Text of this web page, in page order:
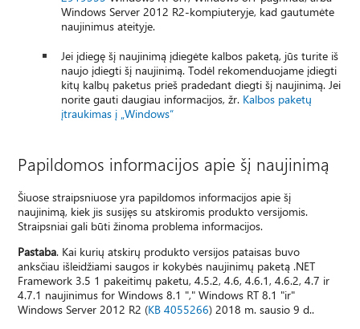
Windows Server 2012 R2-kompiuteryje, kad gautumėte
naujinimus ateityje.
Jei įdiegę šį naujinimą įdiegėte kalbos paketą, jūs turite iš
naujo įdiegti šį naujinimą. Todėl rekomenduojame įdiegti
kitų kalbų paketus prieš pradedant diegti šį naujinimą. Jei
norite gauti daugiau informacijos, žr. Kalbos paketų
įtraukimas į „Windows“
Papildomos informacijos apie šį naujinimą
Šiuose straipsniuose yra papildomos informacijos apie šį
naujinimą, kiek jis susijęs su atskiromis produkto versijomis.
Straipsniai gali būti žinoma problema informacijos.
Pastaba. Kai kurių atskirų produkto versijos pataisas buvo
anksčiau išleidžiami saugos ir kokybės naujinimų paketą .NET
Framework 3.5 1 pakeitimų paketu, 4.5.2, 4.6, 4.6.1, 4.6.2, 4.7 ir
4.7.1 naujinimus for Windows 8.1 "," Windows RT 8.1 "ir"
Windows Server 2012 R2 (KB 4055266) 2018 m. sausio 9 d..